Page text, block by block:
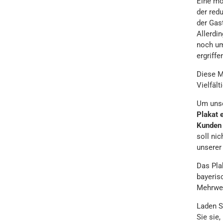
der
der
noch
Diese
Um
Plakat
soll
Das
Laden
Sie sie,